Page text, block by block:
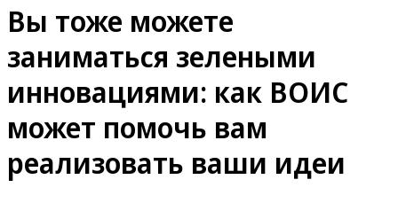
Вы тоже можете
заниматься зелеными
инновациями: как ВОИС
может помочь вам
реализовать ваши идеи